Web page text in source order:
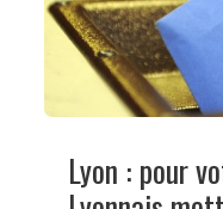
Lyon : pour